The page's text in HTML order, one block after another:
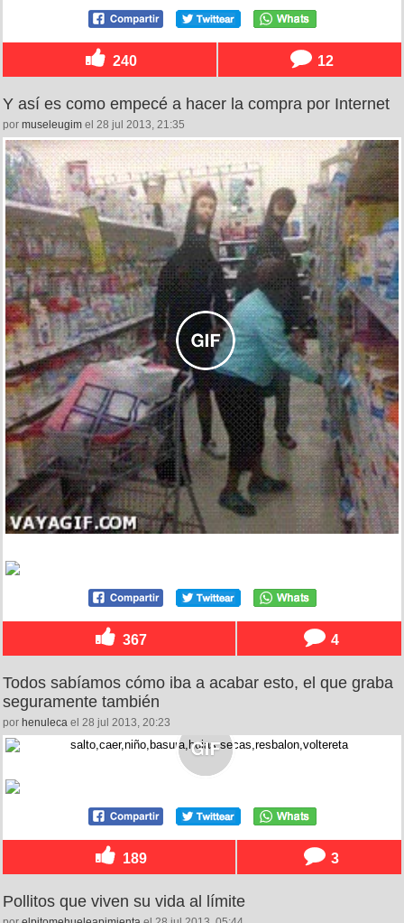
240 12
Y así es como empecé a hacer la compra por Internet
por museleugim el 28 jul 2013, 21:35
367 4
Todos sabíamos cómo iba a acabar esto, el que graba
seguramente también
por henuleca el 28 jul 2013, 20:23
189 3
Pollitos que viven su vida al límite